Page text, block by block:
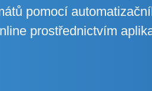
pomocí
prostřednictvím